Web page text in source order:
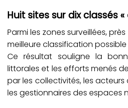
Huit sites sur dix classés
Parmi les zones surveillées,
meilleure classification possible
Ce résultat souligne la
littorales et les efforts menés
par les collectivités, les acteurs
les gestionnaires des espaces